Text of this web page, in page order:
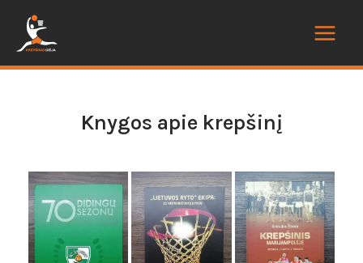
Knygos apie krepšinį